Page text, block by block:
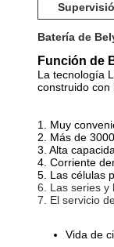
Batería de
Función de
La tecnología
construido con
1. Muy
2. Más de
3. Alta
4. Corriente
5. Las células
6. Las series y
7. El servicio
Vida de